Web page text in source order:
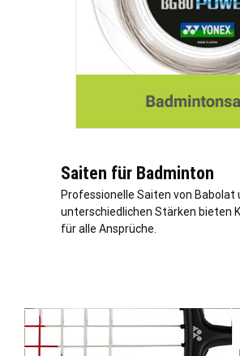
Saiten für Badminton
Professionelle Saiten von Babolat
unterschiedlichen Stärken bieten
für alle Ansprüche.